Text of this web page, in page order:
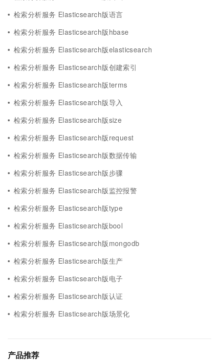
检索分析服务 Elasticsearch版语言
检索分析服务 Elasticsearch版hbase
检索分析服务 Elasticsearch版elasticsearch
检索分析服务 Elasticsearch版创建索引
检索分析服务 Elasticsearch版terms
检索分析服务 Elasticsearch版导入
检索分析服务 Elasticsearch版size
检索分析服务 Elasticsearch版request
检索分析服务 Elasticsearch版数据传输
检索分析服务 Elasticsearch版步骤
检索分析服务 Elasticsearch版监控报警
检索分析服务 Elasticsearch版type
检索分析服务 Elasticsearch版bool
检索分析服务 Elasticsearch版mongodb
检索分析服务 Elasticsearch版生产
检索分析服务 Elasticsearch版电子
检索分析服务 Elasticsearch版认证
检索分析服务 Elasticsearch版场景化
产品推荐